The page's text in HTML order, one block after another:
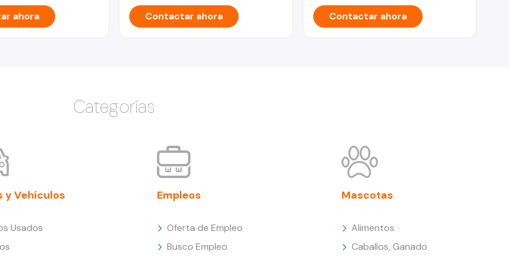
ahora Contactar ahora Contactar ahora
Categorías
y Vehículos
Usados
Empleos
Oferta de Empleo
Busco Empleo
Mascotas
Alimentos
Caballos, Ganado